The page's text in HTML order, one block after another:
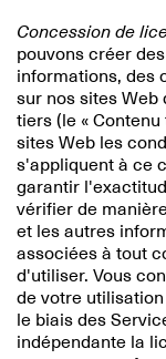
Concession de
pouvons créer
informations, des
sur nos sites Web
tiers (le «
sites Web les
s'appliquent à ce
garantir
vérifier de
et les autres
associées à tout
d'utiliser. Vous
de votre
le biais des
indépendante la